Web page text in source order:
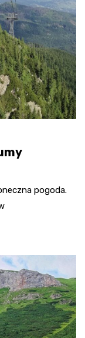
pogoda.